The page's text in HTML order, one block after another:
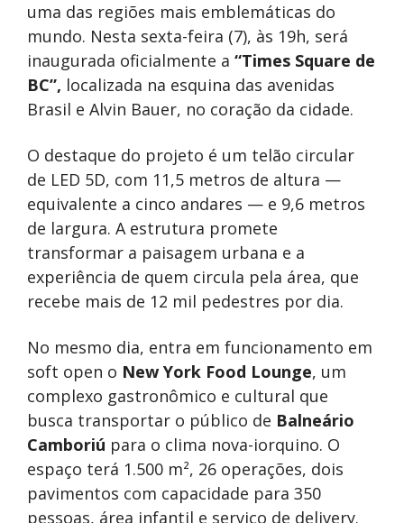
uma das regiões mais emblemáticas do
mundo. Nesta sexta-feira (7), às 19h, será
inaugurada oficialmente a “Times Square de
BC”, localizada na esquina das avenidas
Brasil e Alvin Bauer, no coração da cidade.
O destaque do projeto é um telão circular
de LED 5D, com 11,5 metros de altura —
equivalente a cinco andares — e 9,6 metros
de largura. A estrutura promete
transformar a paisagem urbana e a
experiência de quem circula pela área, que
recebe mais de 12 mil pedestres por dia.
No mesmo dia, entra em funcionamento em
soft open o New York Food Lounge, um
complexo gastronômico e cultural que
busca transportar o público de Balneário
Camboriú para o clima nova-iorquino. O
espaço terá 1.500 m², 26 operações, dois
pavimentos com capacidade para 350
pessoas, área infantil e serviço de delivery.